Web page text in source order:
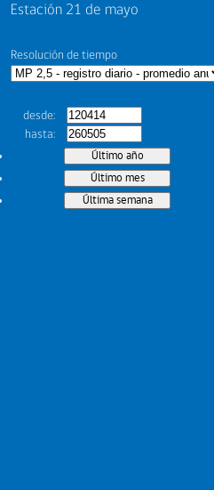
Estación 21 de mayo
Resolución de tiempo
desde
hasta